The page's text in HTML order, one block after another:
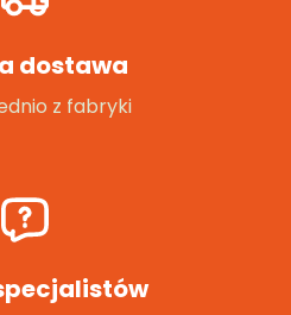
dostawa
z fabryki